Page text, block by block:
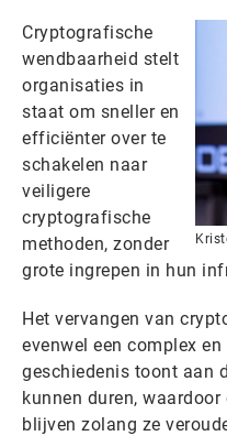
Cryptografische
wendbaarheid stelt
organisaties in
staat om sneller en
efficiënter over te
schakelen naar
veiligere
cryptografische
methoden, zonder
grote ingrepen in hun
Het vervangen van
evenwel een complex
geschiedenis toont aan
kunnen duren,
blijven zolang ze